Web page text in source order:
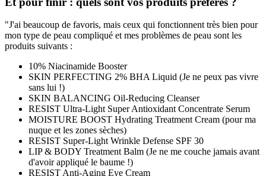
"J'ai beaucoup de favoris, mais ceux qui fonctionnent très bien pour
mon type de peau compliqué et mes problèmes de peau sont les
produits suivants :
10% Niacinamide Booster
SKIN PERFECTING 2% BHA Liquid (Je ne peux pas vivre
sans lui !)
SKIN BALANCING Oil-Reducing Cleanser
RESIST Ultra-Light Super Antioxidant Concentrate Serum
MOISTURE BOOST Hydrating Treatment Cream (pour ma
nuque et les zones sèches)
RESIST Super-Light Wrinkle Defense SPF 30
LIP & BODY Treatment Balm (Je ne me couche jamais avant
d'avoir appliqué le baume !)
RESIST Anti-Aging Eye Cream